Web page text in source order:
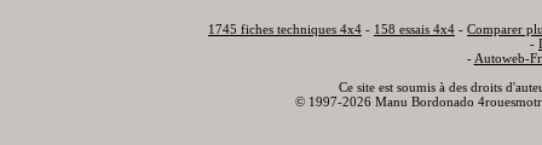
1745 fiches techniques 4x4 - 158 essais 4x4 - Comparer
-
- Autoweb-
Ce site est soumis à des droits
© 1997-2026 Manu Bordonado